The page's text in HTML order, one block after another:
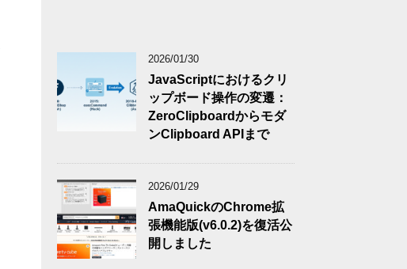
2026/01/30
JavaScriptにおけるクリ
ップボード操作の変遷：
ZeroClipboardからモダ
ンClipboard APIまで
2026/01/29
AmaQuickのChrome拡
張機能版(v6.0.2)を復活公
開しました